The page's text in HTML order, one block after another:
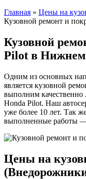
Главная » Цены на
Кузовной ремонт и
Кузовной
Pilot в Нижнем
Одним из основных
является кузовной
выполним
Honda Pilot. Наш
уже более 10 лет. Так
выполненные работы
Цены на